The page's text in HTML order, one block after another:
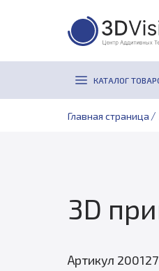
КАТАЛОГ
Главная страница /
3D
Артикул 200127